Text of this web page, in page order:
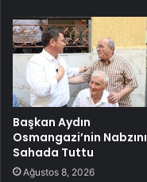
Başkan Aydın
Osmangazi’nin Nabzını
Sahada Tuttu
Ağustos 8, 2026